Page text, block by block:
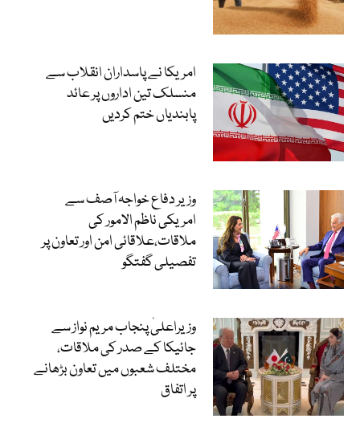
امریکا نے پاسداران انقلاب سے
منسلک تین اداروں پر عائد
پابندیاں ختم کردیں
وزیر دفاع خواجہ آصف سے
امریکی ناظم الامور کی
ملاقات،علاقائی امن اور تعاون پر
تفصیلی گفتگو
وزیراعلیٰ پنجاب مریم نواز سے
جائیکا کے صدر کی ملاقات،
مختلف شعبوں میں تعاون بڑھانے
پر اتفاق